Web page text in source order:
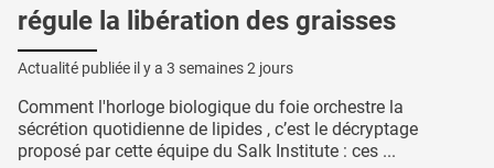
régule la libération des graisses
Actualité publiée il y a 3 semaines 2 jours
Comment l'horloge biologique du foie orchestre la
sécrétion quotidienne de lipides , c’est le décryptage
proposé par cette équipe du Salk Institute : ces ...